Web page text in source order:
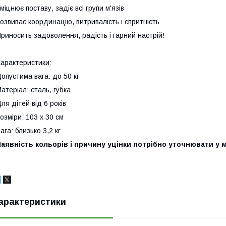
поставу, задіє всі групи м'язів
координацію, витривалість і спритність
задоволення, радість і гарний настрій!
вага: до 50 кг
сталь, губка
дітей від 6 років
103 х 30 см
близько 3,2 кг
кольорів і причину уцінки потрібно уточнювати у